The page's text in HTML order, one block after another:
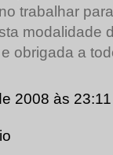
trabalhar
modalidade
obrigada a
2008 às 23:11